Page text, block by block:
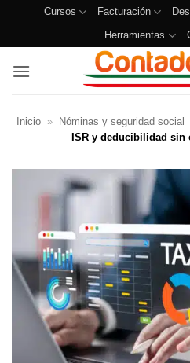
Cursos Facturación
Herramientas
Inicio » Nóminas y seguridad social
ISR y deducibilidad sin